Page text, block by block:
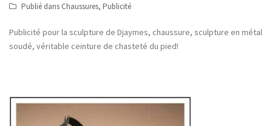
Publié dans Chaussures, Publicité
Publicité pour la sculpture de Djaymes, chaussure, sculpture en métal
soudé, véritable ceinture de chasteté du pied!